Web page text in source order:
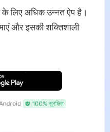
लिए अधिक उन्नत ऐप है।
और इसकी शक्तिशाली
100% सुरक्षित